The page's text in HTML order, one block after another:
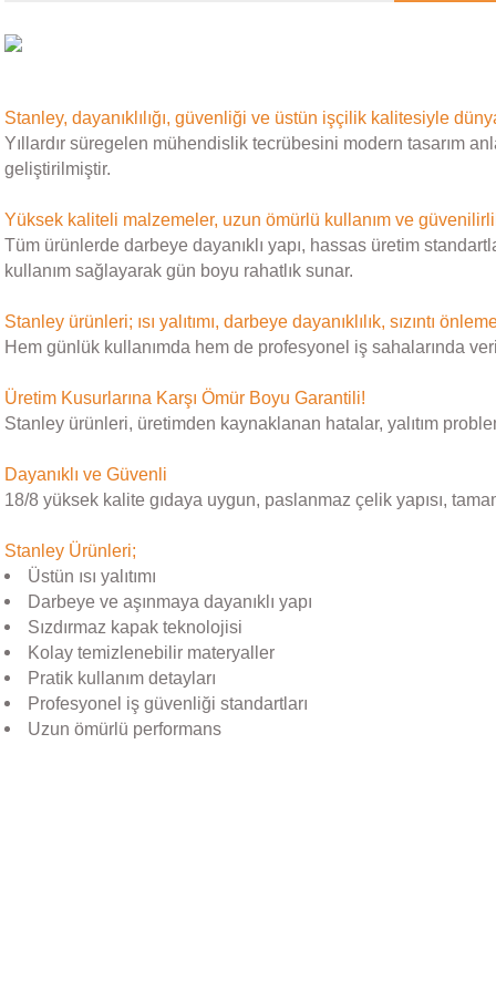
Stanley, dayanıklılığı, güvenliği ve üstün işçilik kalitesiyle
Yıllardır süregelen mühendislik tecrübesini modern tasarım
geliştirilmiştir.
Yüksek kaliteli malzemeler, uzun ömürlü kullanım ve
Tüm ürünlerde darbeye dayanıklı yapı, hassas üretim
kullanım sağlayarak gün boyu rahatlık sunar.
Stanley ürünleri; ısı yalıtımı, darbeye dayanıklılık, sızıntı
Hem günlük kullanımda hem de profesyonel iş sahalarında
Üretim Kusurlarına Karşı Ömür Boyu Garantili!
Stanley ürünleri, üretimden kaynaklanan hatalar, yalıtım
Dayanıklı ve Güvenli
18/8 yüksek kalite gıdaya uygun, paslanmaz çelik yapısı,
Stanley Ürünleri;
Üstün ısı yalıtımı
Darbeye ve aşınmaya dayanıklı yapı
Sızdırmaz kapak teknolojisi
Kolay temizlenebilir materyaller
Pratik kullanım detayları
Profesyonel iş güvenliği standartları
Uzun ömürlü performans